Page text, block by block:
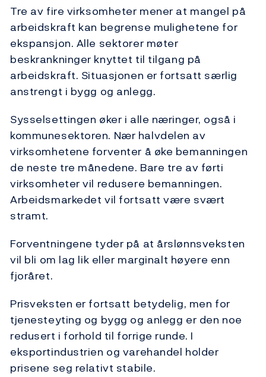
Tre av fire virksomheter mener at mangel på
arbeidskraft kan begrense mulighetene for
ekspansjon. Alle sektorer møter
beskrankninger knyttet til tilgang på
arbeidskraft. Situasjonen er fortsatt særlig
anstrengt i bygg og anlegg.
Sysselsettingen øker i alle næringer, også i
kommunesektoren. Nær halvdelen av
virksomhetene forventer å øke bemanningen
de neste tre månedene. Bare tre av førti
virksomheter vil redusere bemanningen.
Arbeidsmarkedet vil fortsatt være svært
stramt.
Forventningene tyder på at årslønnsveksten
vil bli om lag lik eller marginalt høyere enn
fjoråret.
Prisveksten er fortsatt betydelig, men for
tjenesteyting og bygg og anlegg er den noe
redusert i forhold til forrige runde. I
eksportindustrien og varehandel holder
prisene seg relativt stabile.